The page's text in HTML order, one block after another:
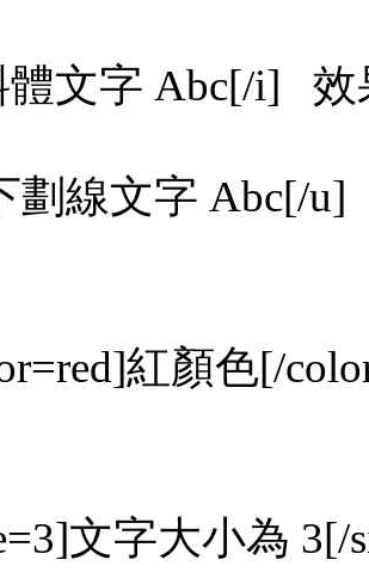
體文字 Abc[/i] 效
劃線文字 Abc[/
紅顏色[/
文字大小為